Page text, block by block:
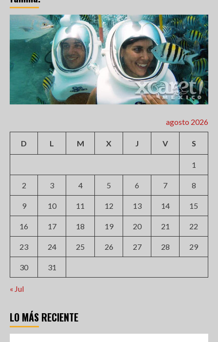
agosto 2026
D L M X J V S
1
2 3 4 5 6 7 8
9 10 11 12 13 14 15
16 17 18 19 20 21 22
23 24 25 26 27 28 29
30 31
« Jul
LO MÁS RECIENTE